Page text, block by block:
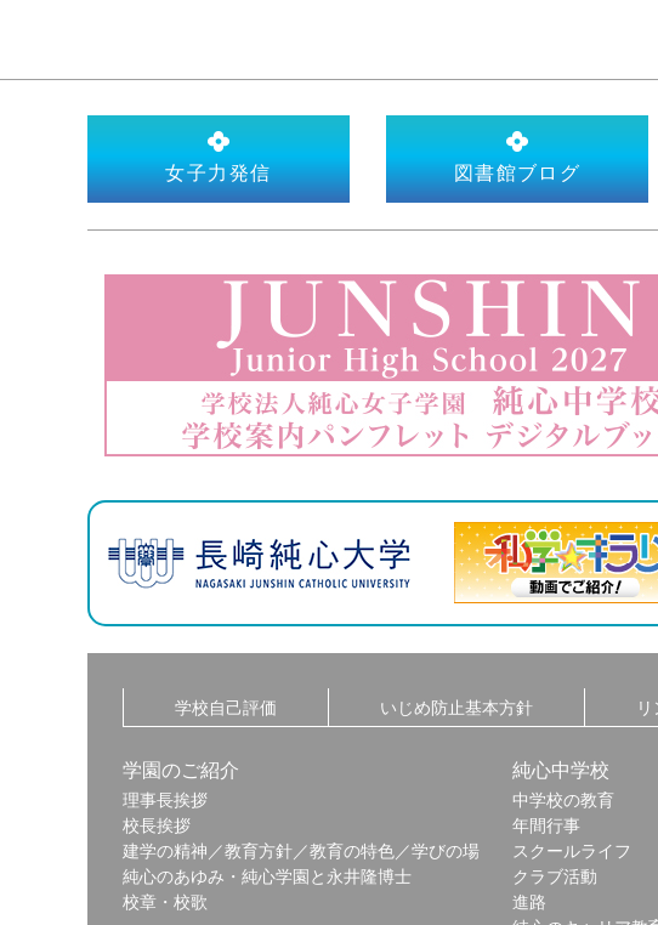
女子力発信 図書館ブログ
学校自己評価 いじめ防止基本方針
学園のご紹介
理事長挨拶
校長挨拶
建学の精神／教育方針／教育の特色／学びの場
純心のあゆみ・純心学園と永井隆博士
校章・校歌
純心中学校
中学校の教育
年間行事
スクールライフ
クラブ活動
進路